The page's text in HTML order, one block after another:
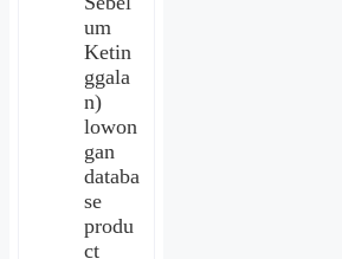
um
Ketin
ggala
n)
lowon
gan
databa
se
produ
ct